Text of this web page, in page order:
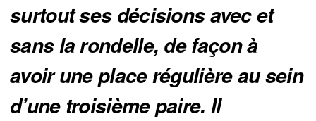
surtout ses décisions avec et
sans la rondelle, de façon à
avoir une place régulière au sein
d’une troisième paire. Il